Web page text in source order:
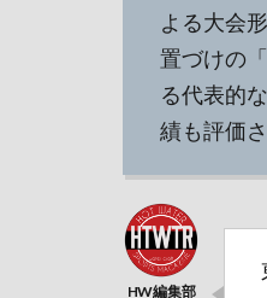
よる大会
置づけの
る代表的
績も評価